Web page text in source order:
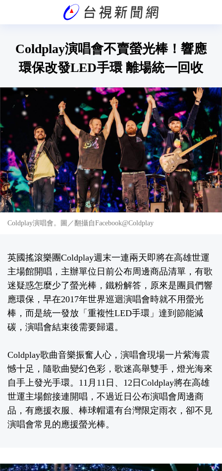
Coldplay演唱會不賣螢光棒！響應
環保改發LED手環 離場統一回收
Coldplay演唱會。圖／翻攝自Facebook@Coldplay
英國搖滾樂團Coldplay週末一連兩天即將在高雄世運
主場館開唱，主辦單位日前公布周邊商品清單，有歌
迷疑惑怎麼少了螢光棒，鐵粉解答，原來是團員們響
應環保，早在2017年世界巡迴演唱會時就不用螢光
棒，而是統一發放「重複性LED手環」達到節能減
碳，演唱會結束後需要歸還。
Coldplay歌曲音樂振奮人心，演唱會現場一片紫海震
憾十足，隨歌曲變幻色彩，歌迷高舉雙手，燈光海來
自手上發光手環。11月11日、12日Coldplay將在高雄
世運主場館接連開唱，不過近日公布演唱會周邊商
品，有應援衣服、棒球帽還有台灣限定雨衣，卻不見
演唱會常見的應援螢光棒。